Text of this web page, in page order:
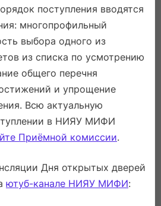
поступления вводятся
многопрофильный
выбора одного из
из списка по усмотрению
общего перечня
и упрощение
Всю актуальную
в НИЯУ МИФИ
Приёмной комиссии.
Дня открытых дверей
ютуб-канале НИЯУ МИФИ: